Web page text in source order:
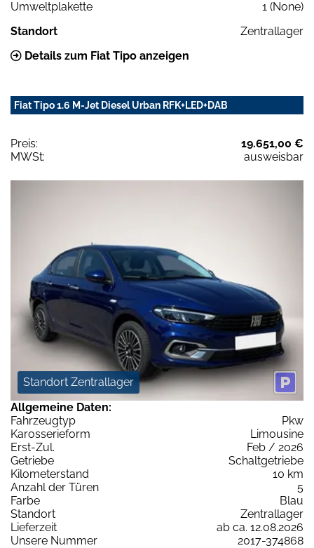
Umweltplakette
1 (None)
Standort
Zentrallager
Details zum Fiat Tipo anzeigen
Fiat Tipo 1.6 M-Jet Diesel Urban RFK+LED+DAB
Preis:
19.651,00 €
MWSt:
ausweisbar
Standort Zentrallager
Allgemeine Daten:
Fahrzeugtyp
Pkw
Karosserieform
Limousine
Erst-Zul.
Feb / 2026
Getriebe
Schaltgetriebe
Kilometerstand
10 km
Anzahl der Türen
5
Farbe
Blau
Standort
Zentrallager
Lieferzeit
ab ca. 12.08.2026
Unsere Nummer
2017-374868